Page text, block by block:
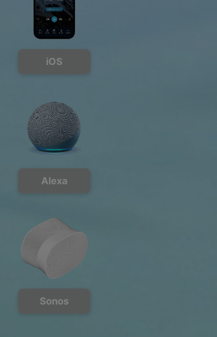
iOS
Alexa
Sonos